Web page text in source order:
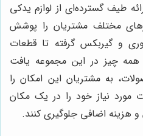
طیف گسترده‌ای از لوازم یدکی
مختلف مشتریان را پوشش
و گیربکس گرفته تا قطعات
همه چیز در این مجموعه یافت
به مشتریان این امکان را
مورد نیاز خود را در یک مکان
هزینه اضافی جلوگیری کنند.